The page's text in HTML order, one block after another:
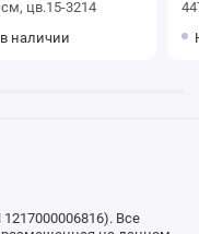
цв.15-3214
наличии
Все